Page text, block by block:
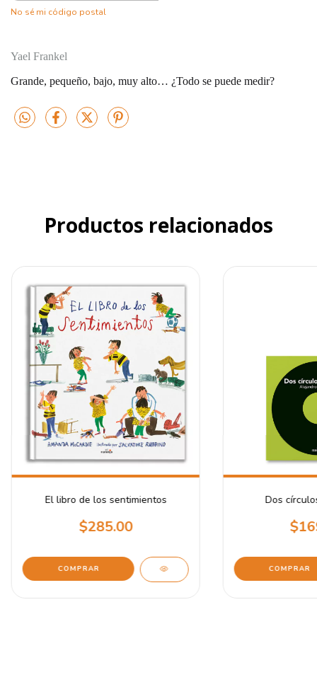
No sé mi código postal
Yael Frankel
Grande, pequeño, bajo, muy alto… ¿Todo se puede medir?
Productos relacionados
El libro de los sentimientos
$285.00
Dos